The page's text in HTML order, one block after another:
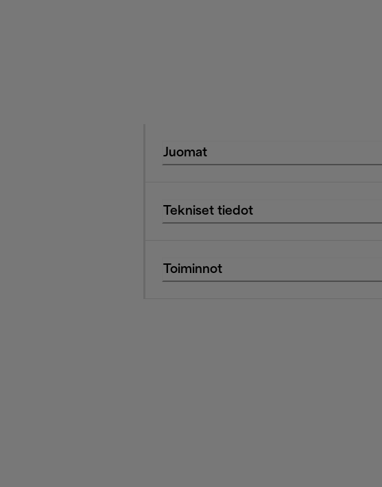
Juomat
Tekniset tiedot
Toiminnot